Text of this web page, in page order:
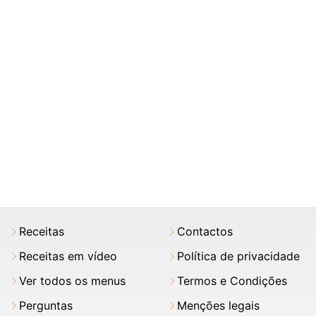
Receitas
Receitas em vídeo
Ver todos os menus
Perguntas
Contactos
Política de privacidade
Termos e Condições
Menções legais